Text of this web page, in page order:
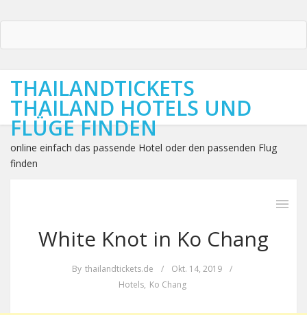
THAILANDTICKETS
THAILAND HOTELS UND
FLÜGE FINDEN
online einfach das passende Hotel oder den passenden Flug
finden
White Knot in Ko Chang
By thailandtickets.de / Okt. 14, 2019
/
Hotels, Ko Chang